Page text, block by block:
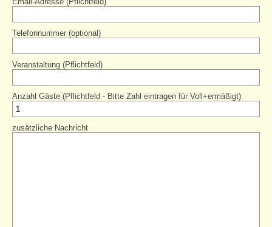
Mitmachen
Partner
barrierefrei
Telefonnummer (optional)
Veranstaltung (Pflichtfeld)
Anzahl Gäste (Pflichtfeld - Bitte Zahl eintragen für Voll+ermäßigt)
zusätzliche Nachricht